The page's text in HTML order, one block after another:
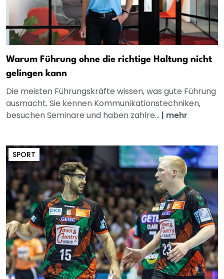
Warum Führung ohne die richtige Haltung nicht
gelingen kann
Die meisten Führungskräfte wissen, was gute Führung
ausmacht. Sie kennen Kommunikationstechniken,
besuchen Seminare und haben zahlre... | mehr
SPORT